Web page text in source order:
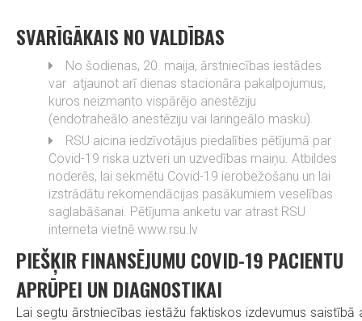
SVARĪGĀKAIS NO VALDĪBAS
No šodienas, 20. maija, ārstniecības iestādes
var atjaunot arī dienas stacionāra pakalpojumus,
kuros neizmanto vispārējo anestēziju
(endotraheālo anestēziju vai laringeālo masku).
RSU aicina iedzīvotājus piedalīties pētījumā par
Covid-19 riska uztveri un uzvedības maiņu. Atbildes
noderēs, lai sekmētu Covid-19 ierobežošanu un lai
izstrādātu rekomendācijas pasākumiem veselības
saglabāšanai. Pētījuma anketu var atrast RSU
interneta vietnē www.rsu.lv
PIEŠĶIR FINANSĒJUMU COVID-19 PACIENTU
APRŪPEI UN DIAGNOSTIKAI
Lai segtu ārstniecības iestāžu faktiskos izdevumus saistībā